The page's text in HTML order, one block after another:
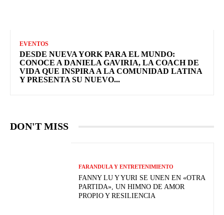
EVENTOS
DESDE NUEVA YORK PARA EL MUNDO:
CONOCE A DANIELA GAVIRIA, LA COACH DE
VIDA QUE INSPIRA A LA COMUNIDAD LATINA
Y PRESENTA SU NUEVO...
DON'T MISS
FARANDULA Y ENTRETENIMIENTO
FANNY LU Y YURI SE UNEN EN «OTRA
PARTIDA», UN HIMNO DE AMOR
PROPIO Y RESILIENCIA